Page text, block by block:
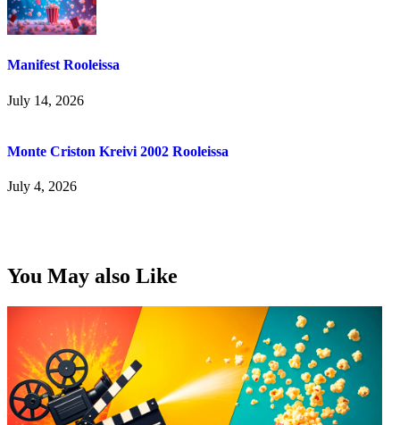
Manifest Rooleissa
July 14, 2026
Monte Criston Kreivi 2002 Rooleissa
July 4, 2026
You May also Like